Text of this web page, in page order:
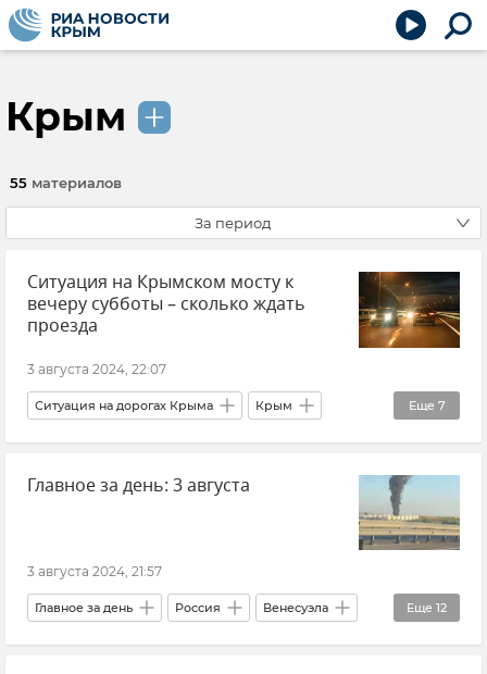
Крым
55 материалов
За период
Ситуация на Крымском мосту к
вечеру субботы – сколько ждать
проезда
3 августа 2024, 22:07
Еще 7
Ситуация на дорогах Крыма Крым
Крымский мост Транспорт Логистика
Керчь Тамань Краснодарский край
Главное за день: 3 августа
3 августа 2024, 21:57
Еще 12
Главное за день Россия Венесуэла
Феодосия Крым Иран Израиль